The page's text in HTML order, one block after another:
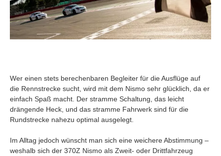
Wer einen stets berechenbaren Begleiter für die Ausflüge auf
die Rennstrecke sucht, wird mit dem Nismo sehr glücklich, da er
einfach Spaß macht. Der stramme Schaltung, das leicht
drängende Heck, und das stramme Fahrwerk sind für die
Rundstrecke nahezu optimal ausgelegt.
Im Alltag jedoch wünscht man sich eine weichere Abstimmung –
weshalb sich der 370Z Nismo als Zweit- oder Drittfahrzeug